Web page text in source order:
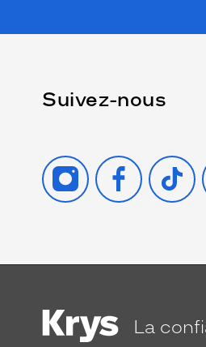
Suivez-nous
INSTAGRAMFACEBOOK
TIKTOK
La